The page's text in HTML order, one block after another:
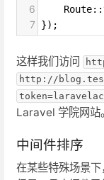
6
7 });
这样我们访问
http://
Laravel 学院网站。
中间件排序
在某些特殊场景下